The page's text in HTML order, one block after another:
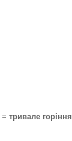
= тривале горіння